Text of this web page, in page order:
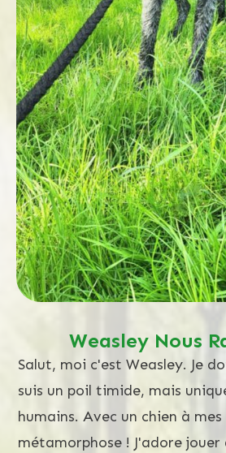
Weasley Nous
Salut, moi c'est Weasley. Je
suis un poil timide, mais
humains. Avec un chien à
métamorphose ! J'adore